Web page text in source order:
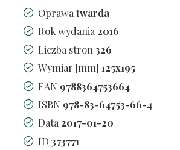
Oprawatwarda
Rok wydania 2016
Liczba stron 326
Wymiar [mm] 125x195
EAN 9788364753664
ISBN 978-83-64753-66-4
Data 2017-01-20
ID 373771